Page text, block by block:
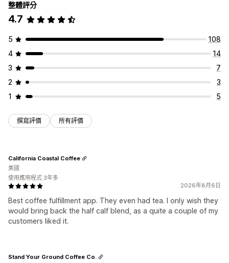
整體評分
4.7
5
108
4
14
3
7
2
3
1
5
撰寫評價 所有評價
2026年8月6日
Best coffee fulfillment app. They even had tea. I only wish they
would bring back the half calf blend, as a quite a couple of my
customers liked it.
California Coastal Coffee
美國
使用應用程式 3年多
Stand Your Ground Coffee Co.